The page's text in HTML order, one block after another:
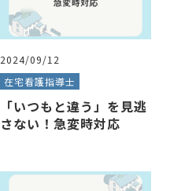
2024/09/12
在宅看護指導士
「いつもと違う」を見逃
さない！急変時対応